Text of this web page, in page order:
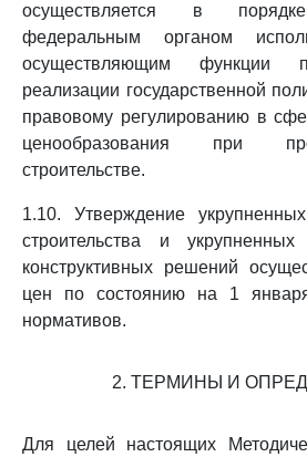
осуществляется в
федеральным органом
осуществляющим функции
реализации государственной
правовому регулированию в
ценообразования при
строительстве.
1.10. Утверждение
строительства и
конструктивных решений
цен по состоянию на 1
нормативов.
2. ТЕРМИНЫ И
Для целей настоящих